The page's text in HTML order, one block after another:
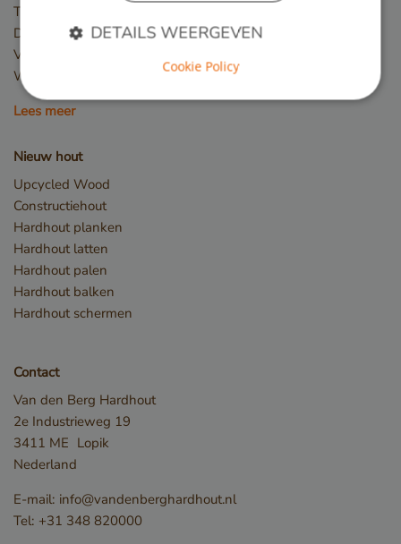
Terras
Dakterras
Veranda
Winkelvloer en showroom
Lees meer
Nieuw hout
Upcycled Wood
Constructiehout
Hardhout planken
Hardhout latten
Hardhout palen
Hardhout balken
Hardhout schermen
Contact
Van den Berg Hardhout
2e Industrieweg 19
3411 ME Lopik
Nederland
E-mail: info@vandenberghardhout.nl
Tel: +31 348 820000
DETAILS WEERGEVEN
kernfunctionaliteiten van de website mogelijk, zoals
website kan niet goed worden gebruikt zonder de
strikt noodzakelijke cookies.
Naam
__cf_bm
_GRECAPTCHA
Cookie Policy